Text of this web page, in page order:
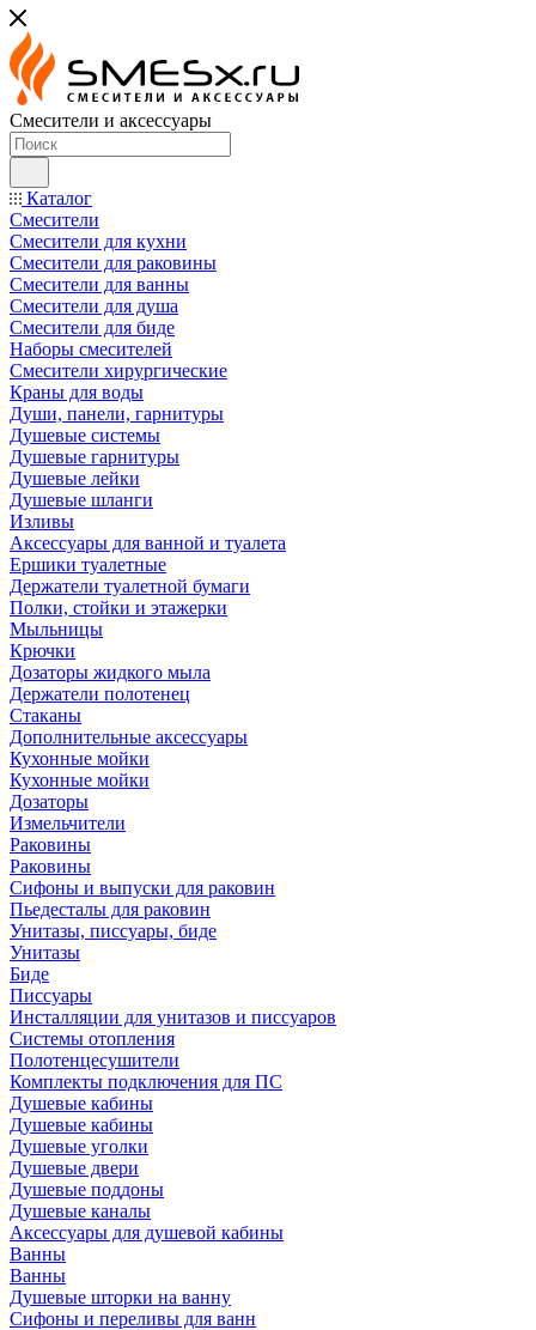
Смесители и аксессуары
Каталог
Смесители
Смесители для кухни
Смесители для раковины
Смесители для ванны
Смесители для душа
Смесители для биде
Наборы смесителей
Смесители хирургические
Краны для воды
Души, панели, гарнитуры
Душевые системы
Душевые гарнитуры
Душевые лейки
Душевые шланги
Изливы
Аксессуары для ванной и туалета
Ершики туалетные
Держатели туалетной бумаги
Полки, стойки и этажерки
Мыльницы
Крючки
Дозаторы жидкого мыла
Держатели полотенец
Стаканы
Дополнительные аксессуары
Кухонные мойки
Кухонные мойки
Дозаторы
Измельчители
Раковины
Раковины
Сифоны и выпуски для раковин
Пьедесталы для раковин
Унитазы, писсуары, биде
Унитазы
Биде
Писсуары
Инсталляции для унитазов и писсуаров
Системы отопления
Полотенцесушители
Комплекты подключения для ПС
Душевые кабины
Душевые кабины
Душевые уголки
Душевые двери
Душевые поддоны
Душевые каналы
Аксессуары для душевой кабины
Ванны
Ванны
Душевые шторки на ванну
Сифоны и переливы для ванн